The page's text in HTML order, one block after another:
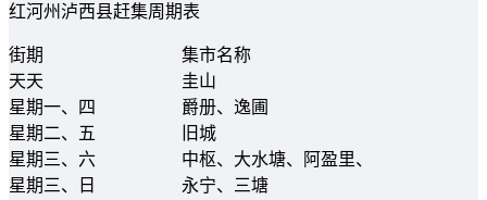
红河州泸西县赶集周期表
街期
集市名称
天天
圭山
星期一、四
爵册、逸圃
星期二、五
旧城
星期三、六
中枢、大水塘、阿盈里、
星期三、日
永宁、三塘